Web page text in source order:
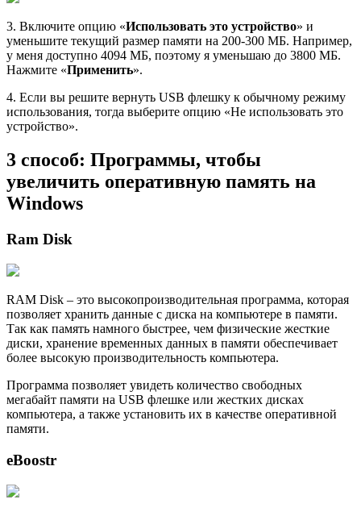
3. Включите опцию «Использовать это устройство» и
уменьшите текущий размер памяти на 200-300 МБ. Например,
у меня доступно 4094 МБ, поэтому я уменьшаю до 3800 МБ.
Нажмите «Применить».
4. Если вы решите вернуть USB флешку к обычному режиму
использования, тогда выберите опцию «Не использовать это
устройство».
3 способ: Программы, чтобы
увеличить оперативную память на
Windows
Ram Disk
RAM Disk – это высокопроизводительная программа, которая
позволяет хранить данные с диска на компьютере в памяти.
Так как память намного быстрее, чем физические жесткие
диски, хранение временных данных в памяти обеспечивает
более высокую производительность компьютера.
Программа позволяет увидеть количество свободных
мегабайт памяти на USB флешке или жестких дисках
компьютера, а также установить их в качестве оперативной
памяти.
eBoostr